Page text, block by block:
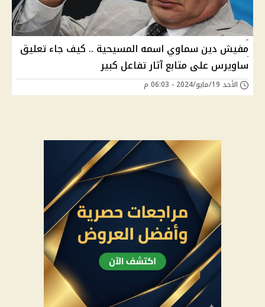
مفيش دين سماوي اسمه المسيحية .. كيف جاء تعليق
ساويرس على متابع آثار تفاعل كبير
الأحد 19/مايو/2024 - 06:03 م